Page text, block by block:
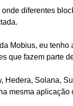
diferentes
Mobius, eu tenho
que fazem parte
Solana,
mesma